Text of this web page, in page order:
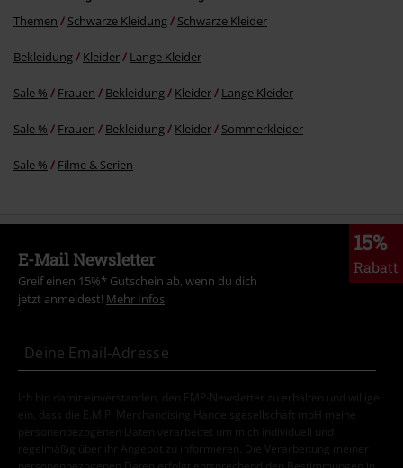
Themen Schwarze Kleidung Schwarze Kleider
Bekleidung Kleider Lange Kleider
Sale % Frauen Bekleidung Kleider Lange Kleider
Sale % Frauen Bekleidung Kleider Sommerkleider
Sale % Filme & Serien
15%
Rabatt
E-Mail Newsletter
Greif einen 15%* Gutschein ab, wenn du dich
jetzt anmeldest! Mehr Infos
Ich bin damit einverstanden, den EMP-Newsletter zu erhalten und willige
ein, dass die E.M.P. Merchandising Handelsgesellschaft mbH meine
personenbezogenen Daten verarbeitet um mich individuell und
regelmäßig über ihr Angebot zu informieren. Die Verarbeitung meiner